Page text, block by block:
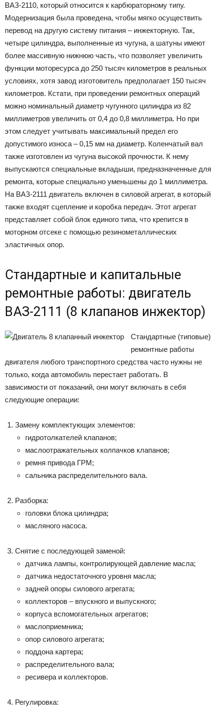
ВАЗ-2110, который относится к карбюраторному типу.
Модернизация была проведена, чтобы мягко осуществить
перевод на другую систему питания – инжекторную. Так,
четыре цилиндра, выполненные из чугуна, а шатуны имеют
более массивную нижнюю часть, что позволяет увеличить
функции моторесурса до 250 тысяч километров в реальных
условиях, хотя завод изготовитель предполагает 150 тысяч
километров. Кстати, при проведении ремонтных операций
можно номинальный диаметр чугунного цилиндра из 82
миллиметров увеличить от 0,4 до 0,8 миллиметра. Но при
этом следует учитывать максимальный предел его
допустимого износа – 0,15 мм на диаметр. Коленчатый вал
также изготовлен из чугуна высокой прочности. К нему
выпускаются специальные вкладыши, предназначенные для
ремонта, которые специально уменьшены до 1 миллиметра.
На ВАЗ-2111 двигатель включен в силовой агрегат, в который
также входят сцепление и коробка передач. Этот агрегат
представляет собой блок единого типа, что крепится в
моторном отсеке с помощью резинометаллических
эластичных опор.
Стандартные и капитальные
ремонтные работы: двигатель
ВАЗ-2111 (8 клапанов инжектор)
Стандартные (типовые)
ремонтные работы
двигателя любого транспортного средства часто нужны не
только, когда автомобиль перестает работать. В
зависимости от показаний, они могут включать в себя
следующие операции:
Замену комплектующих элементов:
гидротолкателей клапанов;
маслоотражательных колпачков клапанов;
ремня привода ГРМ;
сальника распределительного вала.
Разборка:
головки блока цилиндра;
масляного насоса.
Снятие с последующей заменой:
датчика лампы, контролирующей давление масла;
датчика недостаточного уровня масла;
задней опоры силового агрегата;
коллекторов – впускного и выпускного;
корпуса вспомогательных агрегатов;
маслоприемника;
опор силового агрегата;
поддона картера;
распределительного вала;
ресивера и коллекторов.
Регулировка: